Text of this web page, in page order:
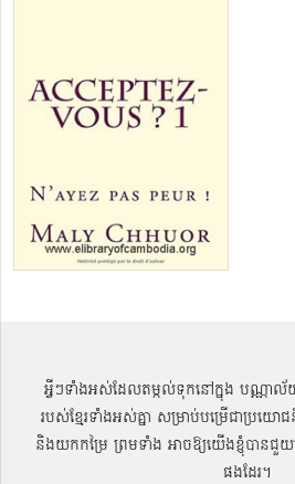
អ្វីៗទាំងអស់ដែលតម្កល់ទុកនៅក្នុង បណ្ណាល័យ
របស់ខ្មែរទាំងអស់គ្នា សម្រាប់បម្រើជាប្រ
និងយកកម្រៃ ព្រមទាំង អាចឱ្យយើងខ្ញុំបាន
ផងដែរ។